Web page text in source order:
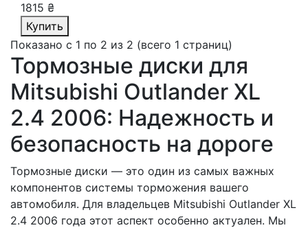
1815 ₴
Купить
Показано с 1 по 2 из 2 (всего 1 страниц)
Тормозные диски для
Mitsubishi Outlander XL
2.4 2006: Надежность и
безопасность на дороге
Тормозные диски — это один из самых важных
компонентов системы торможения вашего
автомобиля. Для владельцев Mitsubishi Outlander XL
2.4 2006 года этот аспект особенно актуален. Мы